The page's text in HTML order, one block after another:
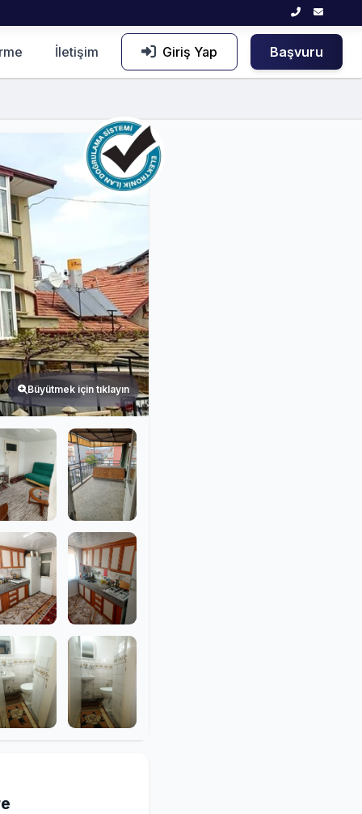
İletişim Giriş Yap Başvuru
Büyütmek için tıklayın